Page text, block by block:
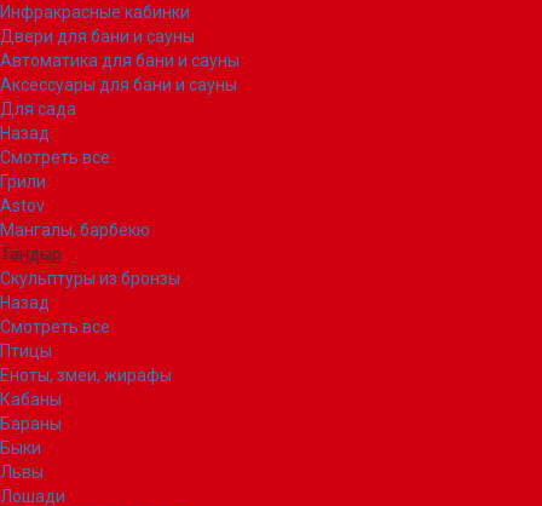
Инфракрасные кабинки
Двери для бани и сауны
Автоматика для бани и сауны
Аксессуары для бани и сауны
Для сада
Назад
Смотреть все
Грили
Astov
Мангалы, барбекю
Тандыр
Скульптуры из бронзы
Назад
Смотреть все
Птицы
Еноты, змеи, жирафы
Кабаны
Бараны
Быки
Львы
Лошади